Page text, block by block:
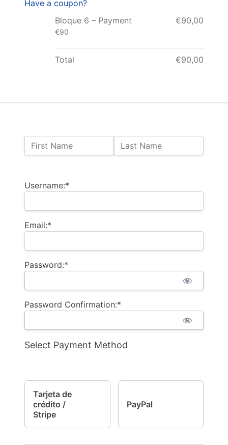
Name:
First Name Last Name
Username:*
Email:*
Password:*
Password Confirmation:*
Select Payment Method
Tarjeta de
crédito /
Stripe
PayPal
Have a coupon?
Bloque 6 – Payment
€90
€90,00
Total €90,00